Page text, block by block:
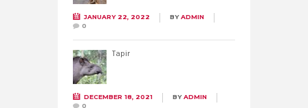
JANUARY 22, 2022 BYADMIN
0
Tapir
DECEMBER 18, 2021 BYADMIN
0